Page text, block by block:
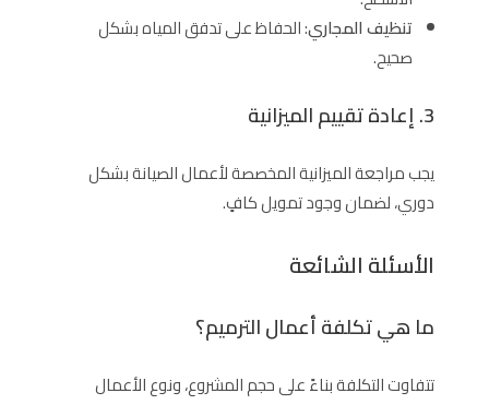
تنظيف المجاري: الحفاظ على تدفق المياه بشكل
صحيح.
3. إعادة تقييم الميزانية
يجب مراجعة الميزانية المخصصة لأعمال الصيانة بشكل
دوري، لضمان وجود تمويل كافٍ.
الأسئلة الشائعة
ما هي تكلفة أعمال الترميم؟
تتفاوت التكلفة بناءً على حجم المشروع، ونوع الأعمال